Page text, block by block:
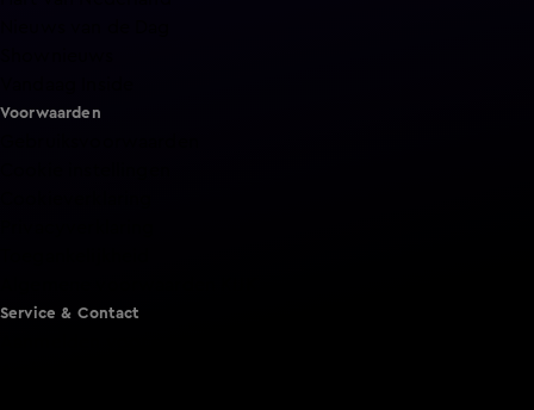
Voorwaarden
Service & Contact